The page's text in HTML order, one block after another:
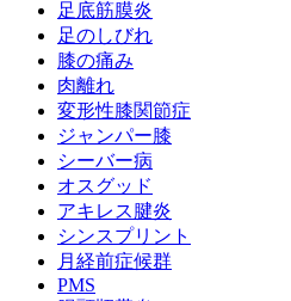
足底筋膜炎
足のしびれ
膝の痛み
肉離れ
変形性膝関節症
ジャンパー膝
シーバー病
オスグッド
アキレス腱炎
シンスプリント
月経前症候群
PMS